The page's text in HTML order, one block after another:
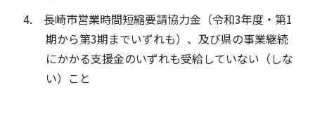
長崎市営業時間短縮要請協力金（令和3年度・第1
期から第3期までいずれも）、及び県の事業継続
にかかる支援金のいずれも受給していない（しな
い）こと